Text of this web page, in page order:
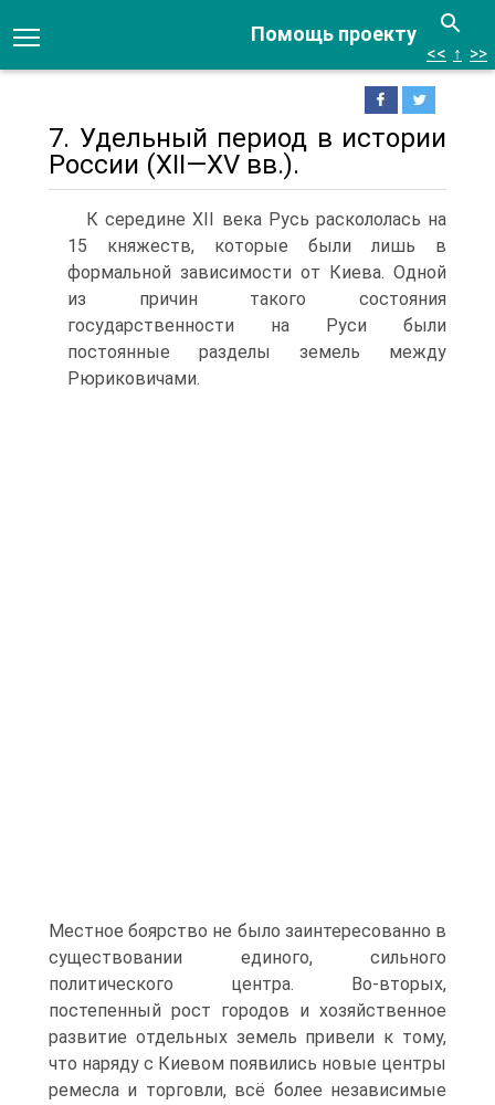
Помощь проекту
<< ↑ >>
7. Удельный период в истории
России (XII—XV вв.).
К середине XII века Русь раскололась на
15 княжеств, которые были лишь в
формальной зависимости от Киева. Одной
из причин такого состояния
государственности на Руси были
постоянные разделы земель между
Рюриковичами.
Местное боярство не было заинтересованно в
существовании единого, сильного
политического центра. Во-вторых,
постепенный рост городов и хозяйственное
развитие отдельных земель привели к тому,
что наряду с Киевом появились новые центры
ремесла и торговли, всё более независимые